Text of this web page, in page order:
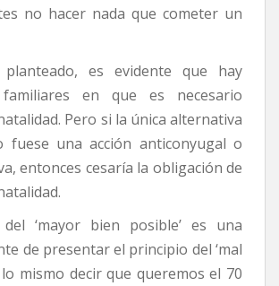
no hacer nada que cometer un
es evidente que hay
familiares en que es necesario
Pero si la única alternativa
fuese una acción anticonyugal o
entonces cesaría la obligación de
‘mayor bien posible’ es una
de presentar el principio del ‘mal
lo mismo decir que queremos el 70